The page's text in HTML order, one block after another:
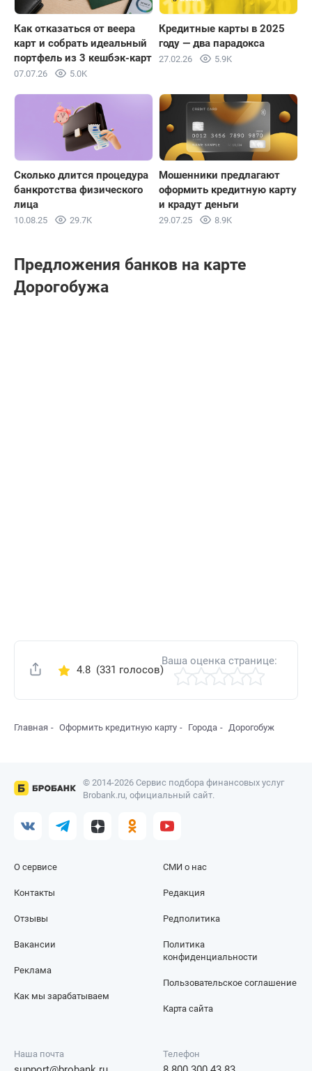
Как отказаться от веера
карт и собрать идеальный
портфель из 3 кешбэк-карт
07.07.26 5.0K
Кредитные карты в 2025
году — два парадокса
27.02.26 5.9K
Сколько длится процедура
банкротства физического
лица
10.08.25 29.7K
Мошенники предлагают
оформить кредитную карту
и крадут деньги
29.07.25 8.9K
Предложения банков на карте
Дорогобужа
Поделиться
4.8(331 голосов)
Ваша оценка странице:
Главная Оформить кредитную карту Города Дорогобуж
© 2014-2026 Сервис подбора финансовых услуг
Brobank.ru, официальный сайт.
О сервисе
Контакты
Отзывы
СМИ о нас
Редакция
Редполитика
Вакансии
Реклама
Как мы зарабатываем
Политика
конфиденциальности
Пользовательское соглашение
Карта сайта
Наша почта Телефон